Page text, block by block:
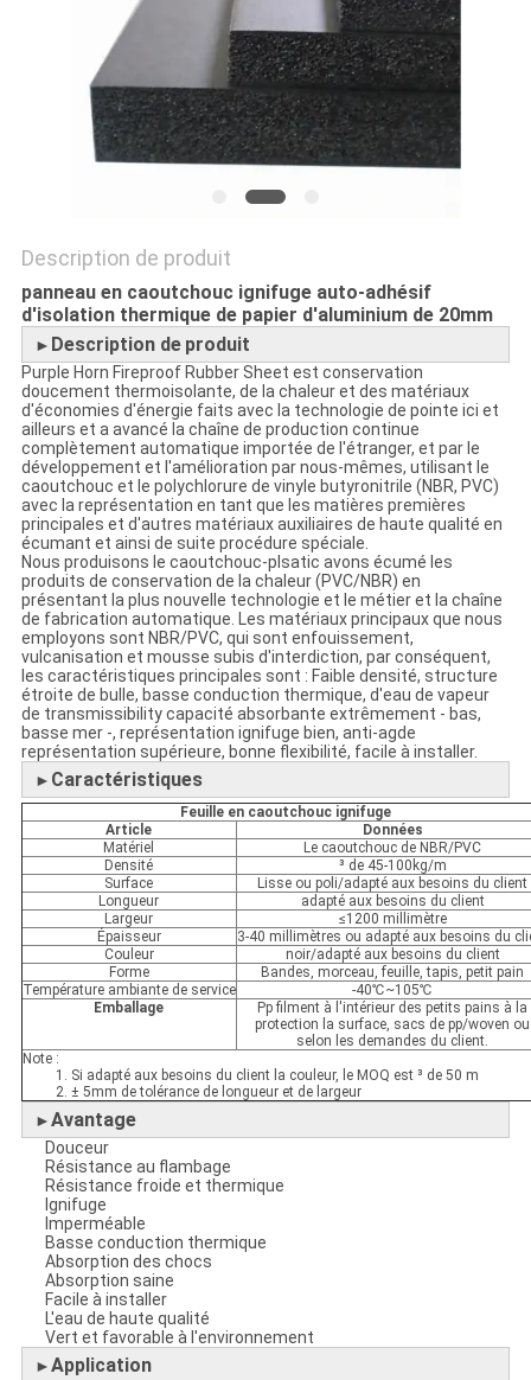
Description de produit
panneau en caoutchouc ignifuge auto-adhésif
d'isolation thermique de papier d'aluminium de 20mm
► Descriptionde produit
Purple Horn Fireproof Rubber Sheet est conservation
doucement thermoisolante, de la chaleur et des matériaux
d'économies d'énergie faits avec la technologie de pointe ici et
ailleurs et a avancé la chaîne de production continue
complètement automatique importée de l'étranger, et par le
développement et l'amélioration par nous-mêmes, utilisant le
caoutchouc et le polychlorure de vinyle butyronitrile (NBR, PVC)
avec la représentation en tant que les matières premières
principales et d'autres matériaux auxiliaires de haute qualité en
écumant et ainsi de suite procédure spéciale.
Nous produisons le caoutchouc-plsatic avons écumé les
produits de conservation de la chaleur (PVC/NBR) en
présentant la plus nouvelle technologie et le métier et la chaîne
de fabrication automatique. Les matériaux principaux que nous
employons sont NBR/PVC, qui sont enfouissement,
vulcanisation et mousse subis d'interdiction, par conséquent,
les caractéristiques principales sont : Faible densité, structure
étroite de bulle, basse conduction thermique, d'eau de vapeur
de transmissibility capacité absorbante extrêmement - bas,
basse mer -, représentation ignifuge bien, anti-agde
représentation supérieure, bonne flexibilité, facile à installer.
► Caractéristiques
Feuille en caoutchouc ignifuge
Article
Données
Matériel
Le caoutchouc de NBR/PVC
Densité
³ de 45-100kg/m
Surface
Lisse ou poli/adapté aux besoins du client
Longueur
adapté aux besoins du client
Largeur
≤1200 millimètre
Épaisseur
3-40 millimètres ou adapté aux besoins du
Couleur
noir/adapté aux besoins du client
Forme
Bandes, morceau, feuille, tapis, petit pain
Température ambiante de service
-40℃~105℃
Emballage
Pp filment à l'intérieur des petits pains à la
protection la surface, sacs de pp/woven ou
selon les demandes du client.
Note :
1. Si adapté aux besoins du client la couleur, le MOQ est ³ de 50 m
2. ± 5mm de tolérance de longueur et de largeur
►Avantage
Douceur
Résistance au flambage
Résistance froide et thermique
Ignifuge
Imperméable
Basse conduction thermique
Absorption des chocs
Absorption saine
Facile à installer
L'eau de haute qualité
Vert et favorable à l'environnement
►Application